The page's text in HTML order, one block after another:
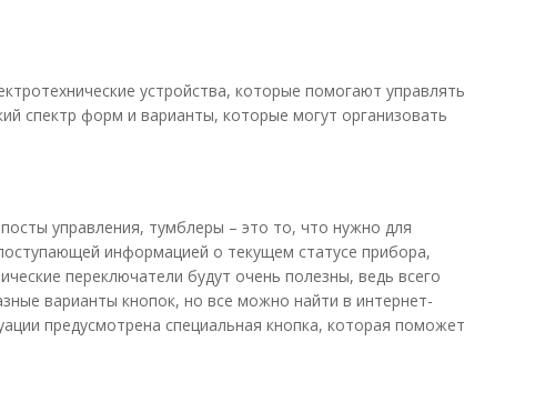
устройства, которые помогают управлять
спектр форм и варианты, которые могут организовать
управления, тумблеры – это то, что нужно для
информацией о текущем статусе прибора,
переключатели будут очень полезны, ведь всего
варианты кнопок, но все можно найти в интернет-
предусмотрена специальная кнопка, которая поможет